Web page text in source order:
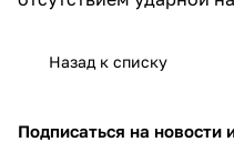
Назад к списку
Подписаться на новости